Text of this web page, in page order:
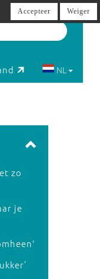
NL
zo
je
Accepteer Weiger